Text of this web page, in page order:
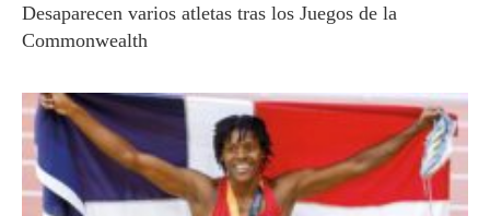
Desaparecen varios atletas tras los Juegos de la
Commonwealth